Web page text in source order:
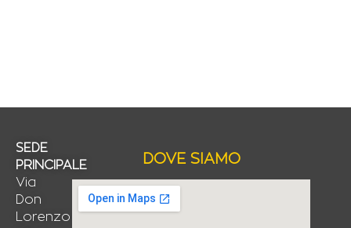
SEDE
PRINCIPALE
Via
Don
Lorenzo
DOVE SIAMO